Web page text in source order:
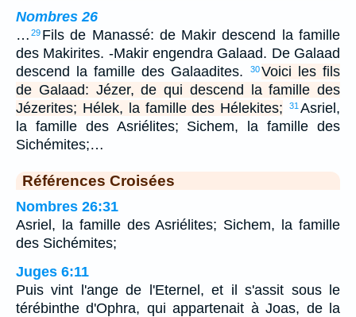
Nombres 26
… 29 Fils de Manassé: de Makir descend la famille
des Makirites. -Makir engendra Galaad. De Galaad
descend la famille des Galaadites.
30Voici les fils
de Galaad: Jézer, de qui descend la famille des
Jézerites; Hélek, la famille des Hélekites;
31 Asriel,
la famille des Asriélites; Sichem, la famille des
Sichémites;…
Références Croisées
Nombres 26:31
Asriel, la famille des Asriélites; Sichem, la famille
des Sichémites;
Juges 6:11
Puis vint l'ange de l'Eternel, et il s'assit sous le
térébinthe d'Ophra, qui appartenait à Joas, de la